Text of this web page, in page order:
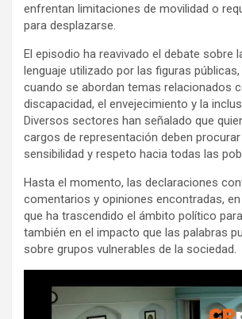
enfrentan limitaciones de movilidad o
para desplazarse.
El episodio ha reavivado el debate sobre
lenguaje utilizado por las figuras
cuando se abordan temas relacionados
discapacidad, el envejecimiento y la
Diversos sectores han señalado que
cargos de representación deben
sensibilidad y respeto hacia todas las
Hasta el momento, las declaraciones
comentarios y opiniones encontradas,
que ha trascendido el ámbito político
también en el impacto que las palabras
sobre grupos vulnerables de la sociedad.